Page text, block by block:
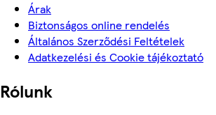
Árak
Biztonságos online rendelés
Általános Szerződési Feltételek
Adatkezelési és Cookie tájékoztató
Rólunk